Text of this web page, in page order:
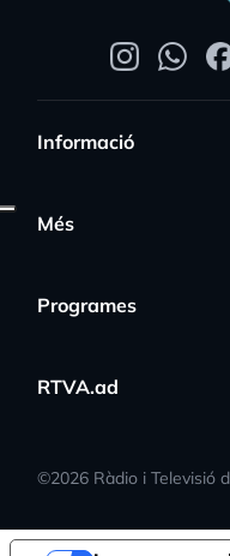
Informació
Més
Programes
RTVA.ad
©2026 Ràdio i Televisió